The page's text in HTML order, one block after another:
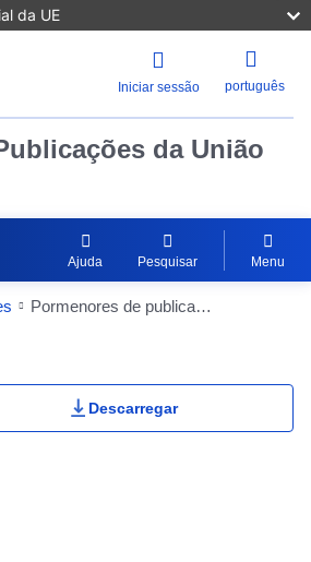
da UE
Iniciar sessão português
da União
Ajuda Pesquisar Menu
Pormenores de publicação
Actions Portlet
Descarregar